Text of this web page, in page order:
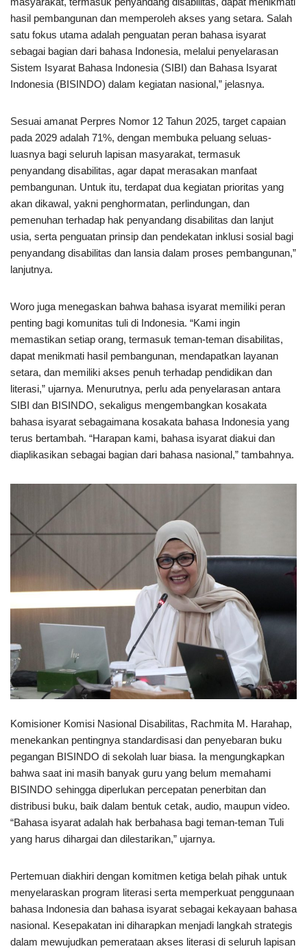
hasil pembangunan dan memperoleh akses yang setara. Salah
satu fokus utama adalah penguatan peran bahasa isyarat
sebagai bagian dari bahasa Indonesia, melalui penyelarasan
Sistem Isyarat Bahasa Indonesia (SIBI) dan Bahasa Isyarat
Indonesia (BISINDO) dalam kegiatan nasional,” jelasnya.
Sesuai amanat Perpres Nomor 12 Tahun 2025, target capaian
pada 2029 adalah 71%, dengan membuka peluang seluas-
luasnya bagi seluruh lapisan masyarakat, termasuk
penyandang disabilitas, agar dapat merasakan manfaat
pembangunan. Untuk itu, terdapat dua kegiatan prioritas yang
akan dikawal, yakni penghormatan, perlindungan, dan
pemenuhan terhadap hak penyandang disabilitas dan lanjut
usia, serta penguatan prinsip dan pendekatan inklusi sosial bagi
penyandang disabilitas dan lansia dalam proses pembangunan,”
lanjutnya.
Woro juga menegaskan bahwa bahasa isyarat memiliki peran
penting bagi komunitas tuli di Indonesia. “Kami ingin
memastikan setiap orang, termasuk teman-teman disabilitas,
dapat menikmati hasil pembangunan, mendapatkan layanan
setara, dan memiliki akses penuh terhadap pendidikan dan
literasi,” ujarnya. Menurutnya, perlu ada penyelarasan antara
SIBI dan BISINDO, sekaligus mengembangkan kosakata
bahasa isyarat sebagaimana kosakata bahasa Indonesia yang
terus bertambah. “Harapan kami, bahasa isyarat diakui dan
diaplikasikan sebagai bagian dari bahasa nasional,” tambahnya.
Komisioner Komisi Nasional Disabilitas, Rachmita M. Harahap,
menekankan pentingnya standardisasi dan penyebaran buku
pegangan BISINDO di sekolah luar biasa. Ia mengungkapkan
bahwa saat ini masih banyak guru yang belum memahami
BISINDO sehingga diperlukan percepatan penerbitan dan
distribusi buku, baik dalam bentuk cetak, audio, maupun video.
“Bahasa isyarat adalah hak berbahasa bagi teman-teman Tuli
yang harus dihargai dan dilestarikan,” ujarnya.
Pertemuan diakhiri dengan komitmen ketiga belah pihak untuk
menyelaraskan program literasi serta memperkuat penggunaan
bahasa Indonesia dan bahasa isyarat sebagai kekayaan bahasa
nasional. Kesepakatan ini diharapkan menjadi langkah strategis
dalam mewujudkan pemerataan akses literasi di seluruh lapisan